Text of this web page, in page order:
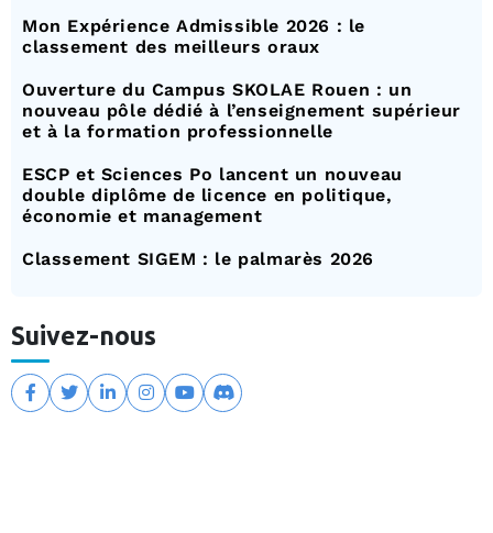
Mon Expérience Admissible 2026 : le
classement des meilleurs oraux
Ouverture du Campus SKOLAE Rouen : un
nouveau pôle dédié à l’enseignement supérieur
et à la formation professionnelle
ESCP et Sciences Po lancent un nouveau
double diplôme de licence en politique,
économie et management
Classement SIGEM : le palmarès 2026
Suivez-nous